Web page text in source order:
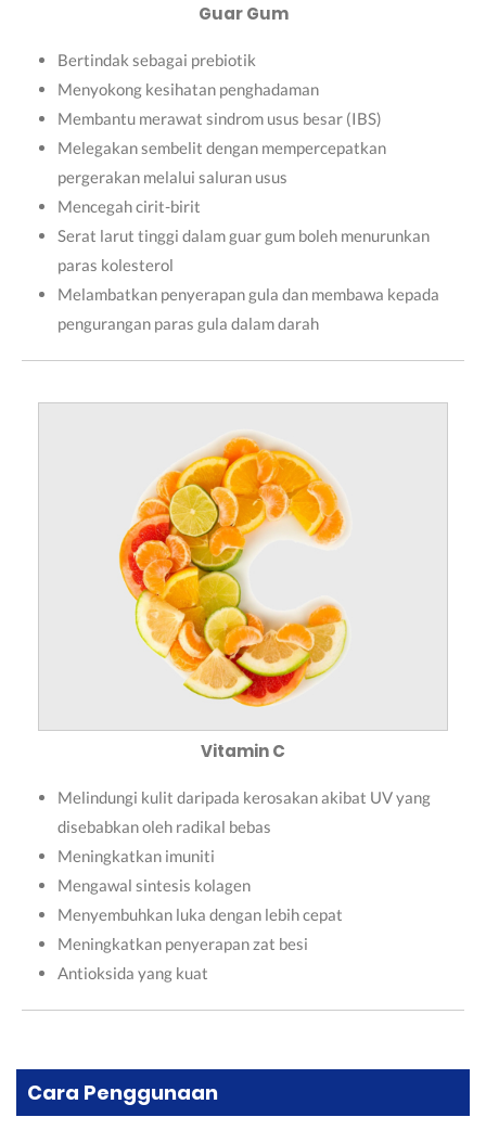
Guar Gum
Bertindak sebagai prebiotik
Menyokong kesihatan penghadaman
Membantu merawat sindrom usus besar (IBS)
Melegakan sembelit dengan mempercepatkan
pergerakan melalui saluran usus
Mencegah cirit-birit
Serat larut tinggi dalam guar gum boleh menurunkan
paras kolesterol
Melambatkan penyerapan gula dan membawa kepada
pengurangan paras gula dalam darah
Vitamin C
Melindungi kulit daripada kerosakan akibat UV yang
disebabkan oleh radikal bebas
Meningkatkan imuniti
Mengawal sintesis kolagen
Menyembuhkan luka dengan lebih cepat
Meningkatkan penyerapan zat besi
Antioksida yang kuat
Cara Penggunaan